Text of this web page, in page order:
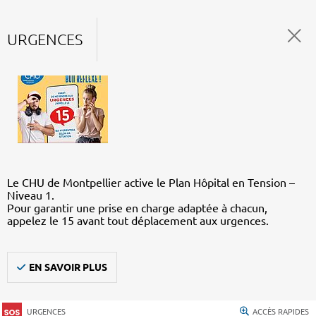
URGENCES
Le CHU de Montpellier active le Plan Hôpital en Tension –
Niveau 1.
Pour garantir une prise en charge adaptée à chacun,
appelez le 15 avant tout déplacement aux urgences.
EN SAVOIR PLUS
URGENCES ACCÈS RAPIDES